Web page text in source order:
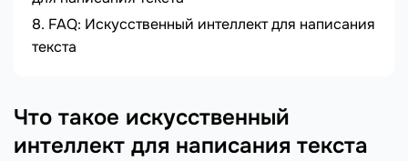
FAQ: Искусственный интеллект для написания
текста
Что такое искусственный
интеллект для написания текста